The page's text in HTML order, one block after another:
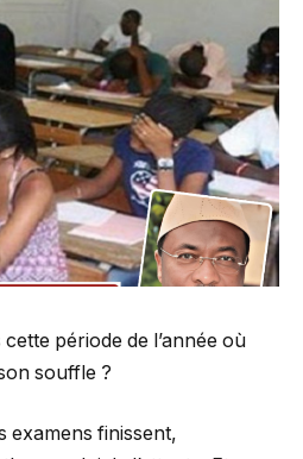
période de l’année où
souffle ?
examens finissent,